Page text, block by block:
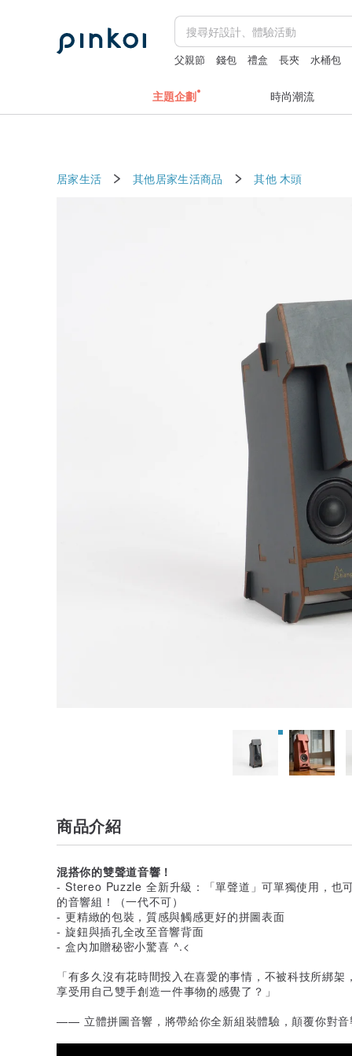
父親節 錢包 禮盒 長夾 水桶包
主題企劃 時尚潮流
居家生活 其他居家生活商品 其他 木頭
商品介紹
混搭你的雙聲道音響！
- Stereo Puzzle 全新升級：「單聲道」可單獨使用，也
的音響組！（一代不可）
- 更精緻的包裝，質感與觸感更好的拼圖表面
- 旋鈕與插孔全改至音響背面
- 盒內加贈秘密小驚喜 ^.<
「有多久沒有花時間投入在喜愛的事情，不被科技所綁架
享受用自己雙手創造一件事物的感覺了？」
—— 立體拼圖音響，將帶給你全新組裝體驗，顛覆你對音